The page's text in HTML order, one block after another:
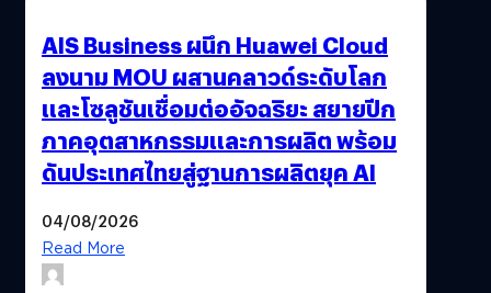
AIS Business ผนึก Huawei Cloud
ลงนาม MOU ผสานคลาวด์ระดับโลก
และโซลูชันเชื่อมต่ออัจฉริยะ สยายปีก
ภาคอุตสาหกรรมและการผลิต พร้อม
ดันประเทศไทยสู่ฐานการผลิตยุค AI
04/08/2026
Read More